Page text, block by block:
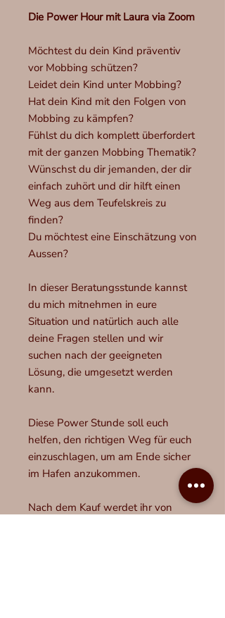
Die Power Hour mit Laura via Zoom
Möchtest du dein Kind präventiv
vor Mobbing schützen?
Leidet dein Kind unter Mobbing?
Hat dein Kind mit den Folgen von
Mobbing zu kämpfen?
Fühlst du dich komplett überfordert
mit der ganzen Mobbing Thematik?
Wünschst du dir jemanden, der dir
einfach zuhört und dir hilft einen
Weg aus dem Teufelskreis zu
finden?
Du möchtest eine Einschätzung von
Aussen?
In dieser Beratungsstunde kannst
du mich mitnehmen in eure
Situation und natürlich auch alle
deine Fragen stellen und wir
suchen nach der geeigneten
Lösung, die umgesetzt werden
kann.
Diese Power Stunde soll euch
helfen, den richtigen Weg für euch
einzuschlagen, um am Ende sicher
im Hafen anzukommen.
Nach dem Kauf werdet ihr von